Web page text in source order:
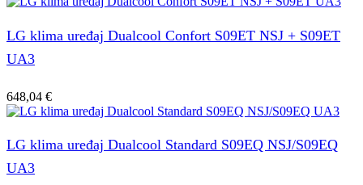
LG klima uređaj Dualcool Confort S09ET NSJ + S09ET
UA3
648,04 €
LG klima uređaj Dualcool Standard S09EQ NSJ/S09EQ
UA3